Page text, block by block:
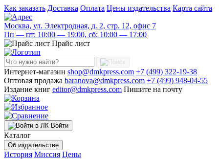
Как заказать Доставка Оплата Цены издательства Карта сайта
Москва, ул. Электродная, д. 2, стр. 12, офис 7
Пн — пт: 10:00 — 19:00, сб: 10:00 — 17:00
Прайс лист
Интернет-магазин shop@dmkpress.com +7 (499) 322-19-38
Оптовая продажа baranova@dmkpress.com +7 (499) 948-04-55
Издание книг editor@dmkpress.com Пишите на почту
Войти
Каталог
Об издательстве
История Миссия Цены